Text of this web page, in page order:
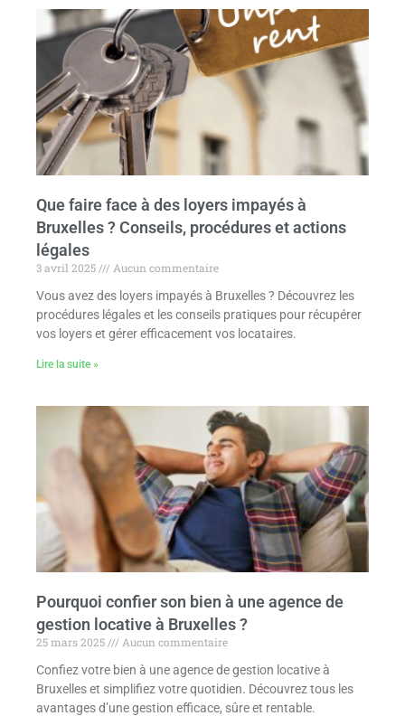
Que faire face à des loyers impayés à
Bruxelles ? Conseils, procédures et actions
légales
3 avril 2025
Aucun commentaire
Vous avez des loyers impayés à Bruxelles ? Découvrez les
procédures légales et les conseils pratiques pour récupérer
vos loyers et gérer efficacement vos locataires.
Lire la suite »
Pourquoi confier son bien à une agence de
gestion locative à Bruxelles ?
25 mars 2025
Aucun commentaire
Confiez votre bien à une agence de gestion locative à
Bruxelles et simplifiez votre quotidien. Découvrez tous les
avantages d’une gestion efficace, sûre et rentable.